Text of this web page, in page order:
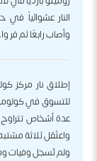
النار عشوائياً
وأصاب رابعًا ثم فر
إطلاق نار مركز
واعتُقل ثلاثة
ولم تُسجل وفيات